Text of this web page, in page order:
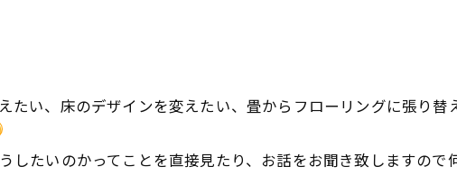
たい、床のデザインを変えたい、畳からフローリングに張り替
したいのかってことを直接見たり、お話をお聞き致しますの